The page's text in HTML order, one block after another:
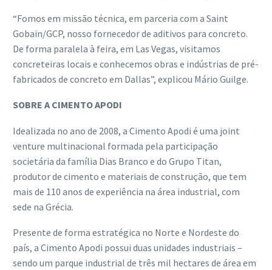
“Fomos em missão técnica, em parceria com a Saint
Gobain/GCP, nosso fornecedor de aditivos para concreto.
De forma paralela à feira, em Las Vegas, visitamos
concreteiras locais e conhecemos obras e indústrias de pré-
fabricados de concreto em Dallas”, explicou Mário Guilge.
SOBRE A CIMENTO APODI
Idealizada no ano de 2008, a Cimento Apodi é uma joint
venture multinacional formada pela participação
societária da família Dias Branco e do Grupo Titan,
produtor de cimento e materiais de construção, que tem
mais de 110 anos de experiência na área industrial, com
sede na Grécia.
Presente de forma estratégica no Norte e Nordeste do
país, a Cimento Apodi possui duas unidades industriais –
sendo um parque industrial de três mil hectares de área em